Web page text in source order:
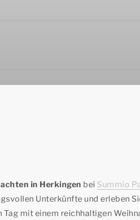
in Herkingen bei Summio
Unterkünfte und erleben
Tag mit einem reichhaltigen